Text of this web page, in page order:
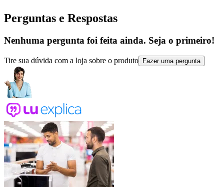
Perguntas e Respostas
Nenhuma pergunta foi feita ainda. Seja o primeiro!
Tire sua dúvida com a loja sobre o produto Fazer uma pergunta